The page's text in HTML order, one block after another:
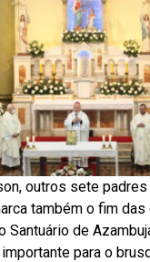
outros sete
também o fim
de
para o